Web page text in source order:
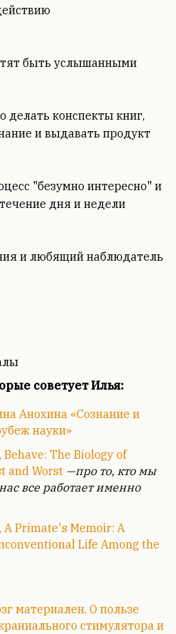
быть услышанными
делать конспекты книг,
и выдавать продукт
"безумно интересно" и
дня и недели
и любящий наблюдатель
советует Илья:
Анохина «Сознание и
науки»
Behave: The Biology of
and Worst —про то, кто мы
все работает именно
A Primate's Memoir: A
Life Among the
материален. О пользе
стимулятора и